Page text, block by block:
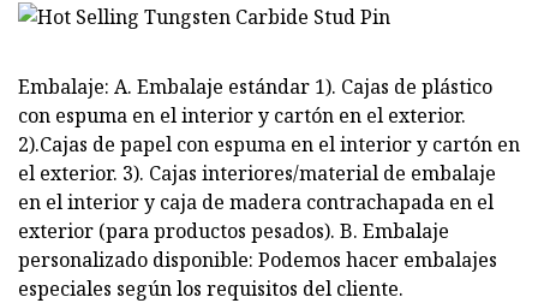
Embalaje: A. Embalaje estándar 1). Cajas de plástico
con espuma en el interior y cartón en el exterior.
2).Cajas de papel con espuma en el interior y cartón en
el exterior. 3). Cajas interiores/material de embalaje
en el interior y caja de madera contrachapada en el
exterior (para productos pesados). B. Embalaje
personalizado disponible: Podemos hacer embalajes
especiales según los requisitos del cliente.